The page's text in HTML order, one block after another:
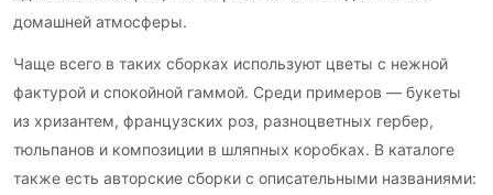
домашней атмосферы.
Чаще всего в таких сборках используют цветы с нежной
фактурой и спокойной гаммой. Среди примеров — букеты
из хризантем, французских роз, разноцветных гербер,
тюльпанов и композиции в шляпных коробках. В каталоге
также есть авторские сборки с описательными названиями: